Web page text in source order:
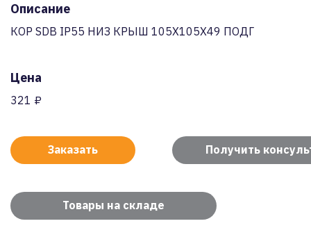
Описание
КОР SDB IP55 НИЗ КРЫШ 105X105X49 ПОДГ
Цена
321 ₽
Заказать Получить
Товары на складе